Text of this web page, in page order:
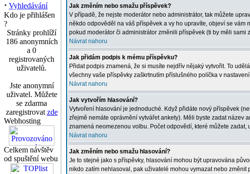
· Vyhledávání
Kdo je přihlášen
?
Stránky prohlíží
186 anonymních
a 0
registrovaných
uživatelů.
Jste anonymní
uživatel. Můžete
se zdarma
zaregistrovat zde
Webhosting
Celkem návštěv
od spuštění webu
Jak změním nebo smažu příspěvek?
V případě, že nejste moderátor nebo administrátor, tak můžete
někdo odpověděl na váš příspěvek a vy ho upravíte, objeví se
pokud moderátor či administrátor změnili příspěvek (ti by měli
Návrat nahoru
Jak přidám podpis k mému příspěvku?
Přidat podpis znamená, že si musíte nejdřív nějaký vytvořit. To
všechny vaše příspěvky zaškrtnutím příslušného políčka v
Návrat nahoru
Jak vytvořím hlasování?
Vytvoření hlasování je jednoduché. Když přidáte nový příspěvek
zřejmě nemáte oprávnění vytvářet ankety). Měli byste zadat název
znamená neomezenou volbu. Počet odpovědí, které můžete zadat,
Návrat nahoru
Jak změním nebo smažu hlasování?
Je to stejné jako s příspěvky, hlasování mohou být upravována
nikdo zatím nehlasoval, pak uživatelé mohou vymazat nebo